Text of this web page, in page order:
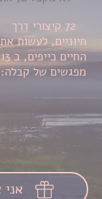
72 קיצורי דרך
חיוניים, לעשות את
החיים כייפים, ב 13
מפגשים של קבלה:
◊ על כל
שישדרגו
◊ וכל הכלים,
◊